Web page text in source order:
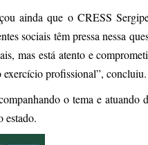
ainda que o CRESS
sociais têm pressa nessa
mas está atento e
exercício profissional”, concluiu.
o tema e
estado.